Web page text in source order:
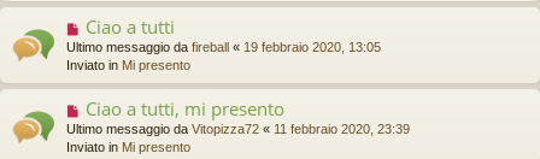
g
i
o
m
e
s
s
a
g
g
N
u
o
m
e
s
Ciao a tutti
Ultimo messaggio da fireball « 19 febbraio 2020, 13:05
Inviato in Mi presento
N
u
o
Ciao a tutti, mi presento
Ultimo messaggio da Vitopizza72 « 11 febbraio 2020, 23:39
Inviato in Mi presento